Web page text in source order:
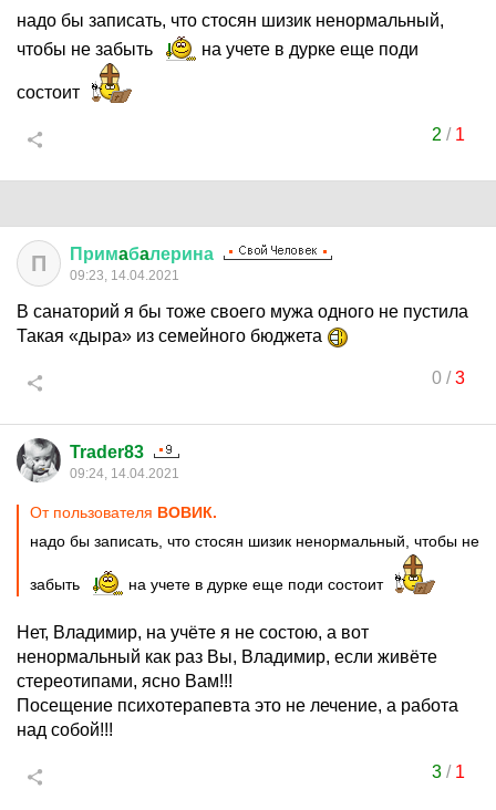
надо бы записать, что стосян шизик ненормальный,
чтобы не забыть
на учете в дурке еще поди
состоит
2 / 1
П Примaбaлерина
09:23, 14.04.2021
В санаторий я бы тоже своего мужа одного не пустила
Такая «дыра» из семейного бюджета
0/3
Trader83
09:24, 14.04.2021
От пользователя ВОВИК.
надо бы записать, что стосян шизик ненормальный, чтобы не
забыть на учете в дурке еще поди состоит
Нет, Владимир, на учёте я не состою, а вот
ненормальный как раз Вы, Владимир, если живёте
стереотипами, ясно Вам!!!
Посещение психотерапевта это не лечение, а работа
над собой!!!
3/ 1